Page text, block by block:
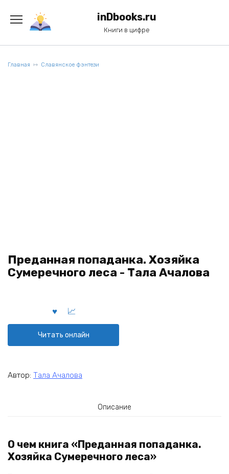
содержанию
inDbooks.ru
Книги в цифре
Главная Славянское фэнтези
Преданная попаданка. Хозяйка
Сумеречного леса - Тала Ачалова
Читать онлайн
Автор: Тала Ачалова
Описание
О чем книга «Преданная попаданка.
Хозяйка Сумеречного леса»